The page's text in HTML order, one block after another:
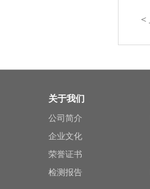
<
关于我们
公司简介
企业文化
荣誉证书
检测报告